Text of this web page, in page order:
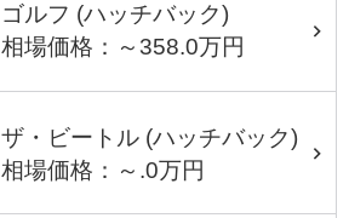
ゴルフ (ハッチバック)
相場価格：～358.0万円
ザ・ビートル (ハッチバック)
相場価格：～.0万円